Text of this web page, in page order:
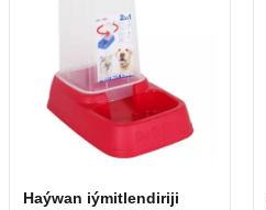
Haýwan iýmitlendiriji